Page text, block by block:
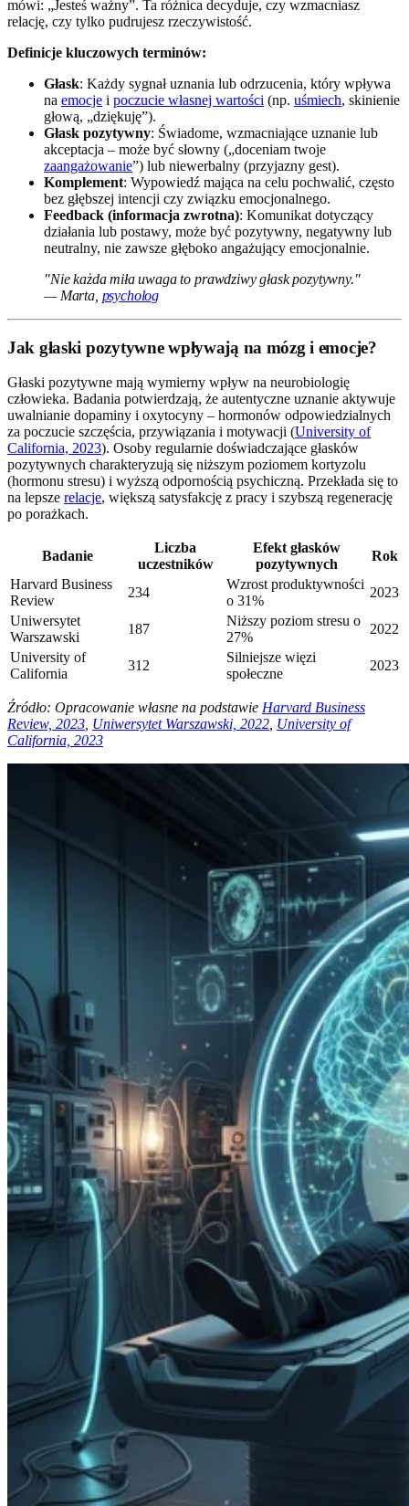
mówi: „Jesteś ważny”. Ta różnica decyduje, czy wzmacniasz
relację, czy tylko pudrujesz rzeczywistość.
Definicje kluczowych terminów:
Głask: Każdy sygnał uznania lub odrzucenia, który wpływa
na emocje i poczucie własnej wartości (np. uśmiech, skinienie
głową, „dziękuję”).
Głask pozytywny: Świadome, wzmacniające uznanie lub
akceptacja – może być słowny („doceniam twoje
zaangażowanie”) lub niewerbalny (przyjazny gest).
Komplement: Wypowiedź mająca na celu pochwalić, często
bez głębszej intencji czy związku emocjonalnego.
Feedback (informacja zwrotna): Komunikat dotyczący
działania lub postawy, może być pozytywny, negatywny lub
neutralny, nie zawsze głęboko angażujący emocjonalnie.
"Nie każda miła uwaga to prawdziwy głask pozytywny."
— Marta, psycholog
Jak głaski pozytywne wpływają na mózg i emocje?
Głaski pozytywne mają wymierny wpływ na neurobiologię
człowieka. Badania potwierdzają, że autentyczne uznanie aktywuje
uwalnianie dopaminy i oxytocyny – hormonów odpowiedzialnych
za poczucie szczęścia, przywiązania i motywacji (University of
California, 2023). Osoby regularnie doświadczające głasków
pozytywnych charakteryzują się niższym poziomem kortyzolu
(hormonu stresu) i wyższą odpornością psychiczną. Przekłada się to
na lepsze relacje, większą satysfakcję z pracy i szybszą regenerację
po porażkach.
Badanie
Liczba
uczestników
Efekt głasków
pozytywnych
Rok
Harvard Business
Review
234
Wzrost produktywności
o 31%
2023
Uniwersytet
Warszawski
187
Niższy poziom stresu o
27%
2022
University of
California
312
Silniejsze więzi
społeczne
2023
Źródło: Opracowanie własne na podstawie Harvard Business
Review, 2023 Uniwersytet Warszawski, 2022 University of
California, 2023